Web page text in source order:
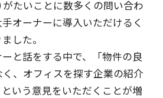
たいことに数多くの問い合わ
オーナーに導入いただけるく
した。
と話をする中で、「物件の良
、オフィスを探す企業の紹介
いう意見をいただくことが増